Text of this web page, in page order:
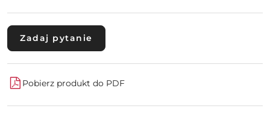
Zadaj pytanie
Pobierz produkt do PDF